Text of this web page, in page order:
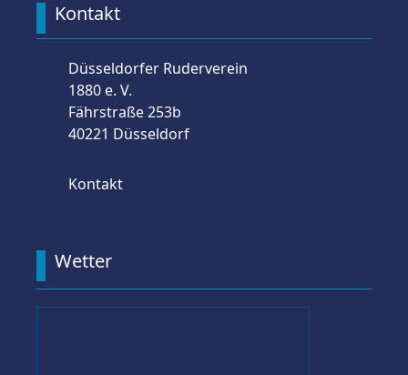
Kontakt
Düsseldorfer Ruderverein
1880 e. V.
Fährstraße 253b
40221 Düsseldorf
Kontakt
Wetter